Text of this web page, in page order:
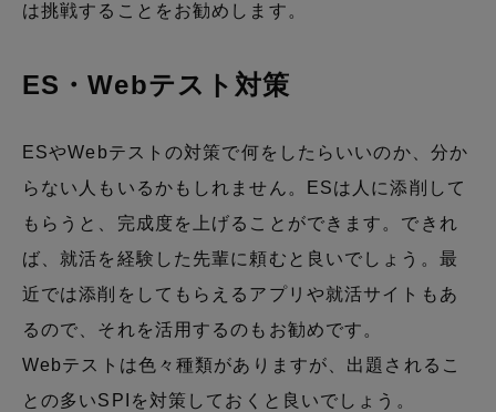
は挑戦することをお勧めします。
ES・Webテスト対策
ESやWebテストの対策で何をしたらいいのか、分か
らない人もいるかもしれません。ESは人に添削して
もらうと、完成度を上げることができます。できれ
ば、就活を経験した先輩に頼むと良いでしょう。最
近では添削をしてもらえるアプリや就活サイトもあ
るので、それを活用するのもお勧めです。
Webテストは色々種類がありますが、出題されるこ
との多いSPIを対策しておくと良いでしょう。